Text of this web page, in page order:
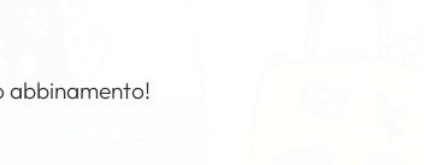
abbinamento!